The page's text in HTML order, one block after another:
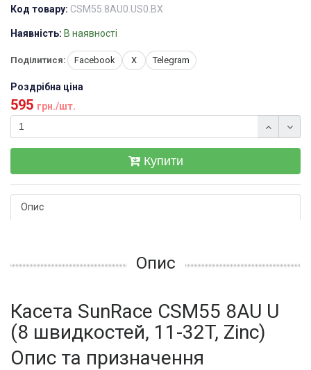
Код товару: CSM55.8AU0.US0.BX
Наявність: В наявності
Поділитися: Facebook X Telegram
Роздрібна ціна
595 грн./шт.
Купити
Опис
Опис
Касета SunRace CSM55 8AU U
(8 швидкостей, 11-32T, Zinc)
Опис та призначення